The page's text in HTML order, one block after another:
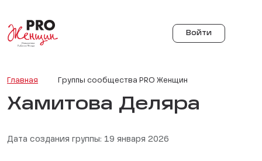
Войти
Главная Группы сообщества PRO Женщин
Хамитова Деляра
Дата создания группы: 19 января 2026